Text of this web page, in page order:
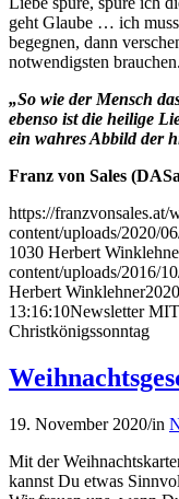
geht Glaube … ich
begegnen, dann
notwendigsten
„So wie der Mensch
ebenso ist die heilige
ein wahres Abbild der
Franz von Sales
https://franzvonsales.at/
content/uploads/2020/
1030 Herbert
content/uploads/2016/
Herbert Winklehner
13:16:10Newsletter
Christkönigssonntag
19. November 2020/in
Mit der
kannst Du etwas